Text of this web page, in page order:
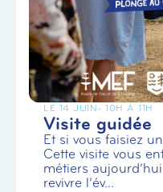
LE 14 JUIN- 10H À 11H
Visite guidée
Et si vous faisiez
Cette visite vous
métiers
revivre l’év...